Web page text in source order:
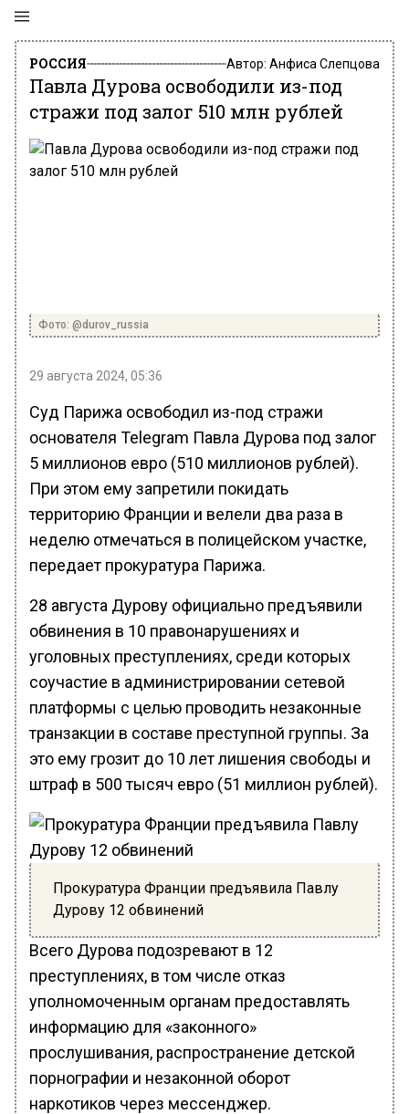
РОССИЯ Автор: Анфиса Слепцова
Павла Дурова освободили из-под
стражи под залог 510 млн рублей
Фото: @durov_russia
29 августа 2024, 05:36
Суд Парижа освободил из-под стражи
основателя Telegram Павла Дурова под залог
5 миллионов евро (510 миллионов рублей).
При этом ему запретили покидать
территорию Франции и велели два раза в
неделю отмечаться в полицейском участке,
передает прокуратура Парижа.
28 августа Дурову официально предъявили
обвинения в 10 правонарушениях и
уголовных преступлениях, среди которых
соучастие в администрировании сетевой
платформы с целью проводить незаконные
транзакции в составе преступной группы. За
это ему грозит до 10 лет лишения свободы и
штраф в 500 тысяч евро (51 миллион рублей).
Прокуратура Франции предъявила Павлу
Дурову 12 обвинений
Всего Дурова подозревают в 12
преступлениях, в том числе отказ
уполномоченным органам предоставлять
информацию для «законного»
прослушивания, распространение детской
порнографии и незаконной оборот
наркотиков через мессенджер.